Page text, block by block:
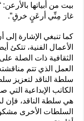
بيت من أبياتها
غارَ مِنِّي أرعَنٍ خرقِ”.
كما تنبغي الإشارة
الأعمال الفنية، تتكئ
الثقافية ذات الصلة
العمل الذي تتم
سلطة الناقد لتعزيز
الكاتب الإبداعية التي
هي سلطة الناقد، فإن
السلطات الأخرى